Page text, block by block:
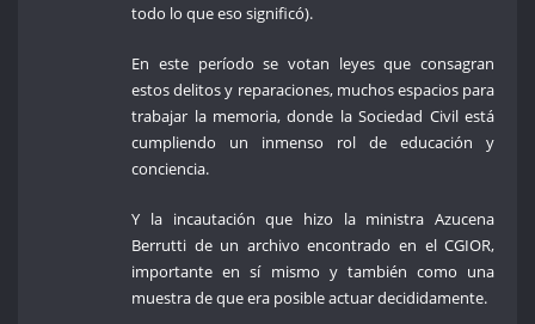
todo lo que eso significó).
En este período se votan leyes que consagran
estos delitos y reparaciones, muchos espacios para
trabajar la memoria, donde la Sociedad Civil está
cumpliendo un inmenso rol de educación y
conciencia.
Y la incautación que hizo la ministra Azucena
Berrutti de un archivo encontrado en el CGIOR,
importante en sí mismo y también como una
muestra de que era posible actuar decididamente.